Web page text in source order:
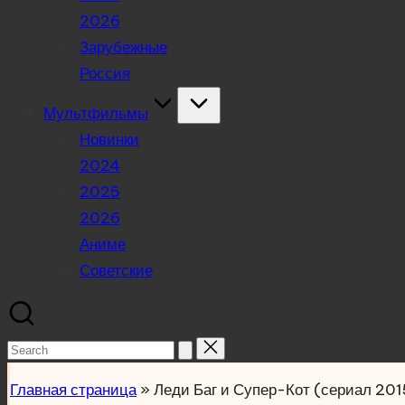
2026
Зарубежные
Россия
Мультфильмы
Новинки
2024
2025
2026
Аниме
Советские
Search
Главная страница» Леди Баг и Супер-Кот (сериал